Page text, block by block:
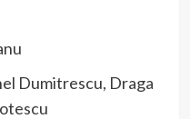
Dumitrescu, Draga